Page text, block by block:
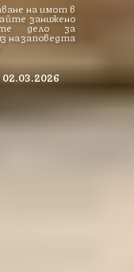
на имот в
занижено
дело за
на заповедта
02.03.2026